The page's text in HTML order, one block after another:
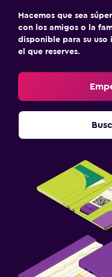
Hacemos que sea
con los amigos o la
disponible para su
el que reserves.